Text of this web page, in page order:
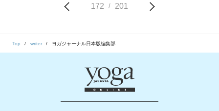
172 / 201
Top writer ヨガジャーナル日本版編集部